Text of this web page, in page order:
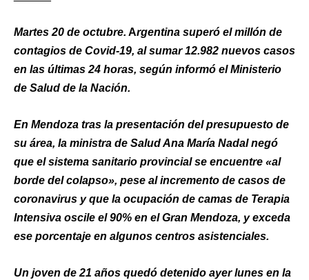
Martes 20 de octubre. Argentina superó el millón de
contagios de Covid-19, al sumar 12.982 nuevos casos
en las últimas 24 horas, según informó el Ministerio
de Salud de la Nación.
En Mendoza tras la presentación del presupuesto de
su área, la ministra de Salud Ana María Nadal negó
que el sistema sanitario provincial se encuentre «al
borde del colapso», pese al incremento de casos de
coronavirus y que la ocupación de camas de Terapia
Intensiva oscile el 90% en el Gran Mendoza, y exceda
ese porcentaje en algunos centros asistenciales.
Un joven de 21 años quedó detenido ayer lunes en la